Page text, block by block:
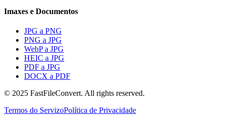
Imaxes e Documentos
JPG a PNG
PNG a JPG
WebP a JPG
HEIC a JPG
PDF a JPG
DOCX a PDF
© 2025 FastFileConvert. All rights reserved.
Termos do ServizoPolítica de Privacidade